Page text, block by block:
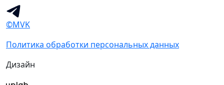
©MVK
Политика обработки персональных данных
Дизайн